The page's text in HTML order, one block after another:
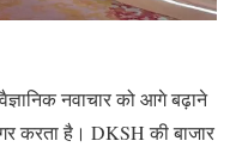
नवाचार को आगे बढ़ाने
करता है। DKSH की बाजार